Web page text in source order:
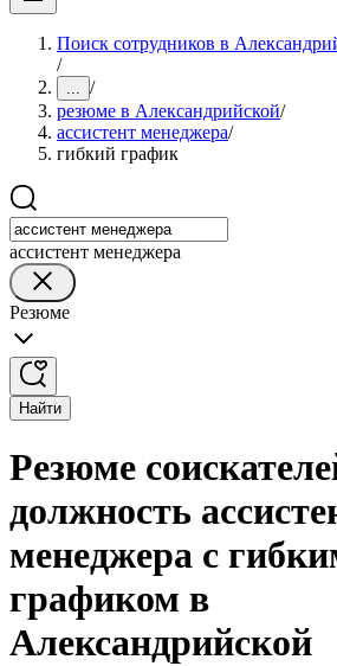
Поиск сотрудников в
/
... /
резюме в Александрийской/
ассистент менеджера/
гибкий график
ассистент менеджера
Резюме
Найти
Резюме
должность
менеджера с
графиком в
Александрийской